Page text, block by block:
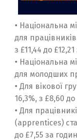
• Національна
для
з £11,44 до
• Національна
для молодших
• Для вікової
16,3%, з £8,60
• Для
(apprentices)
до £7,55 за